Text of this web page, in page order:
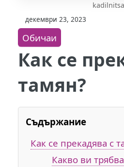
kadilnitsa
декември 23, 2023
Обичаи
Как се
тамян?
Съдържание
Как се прекадява с
Какво ви